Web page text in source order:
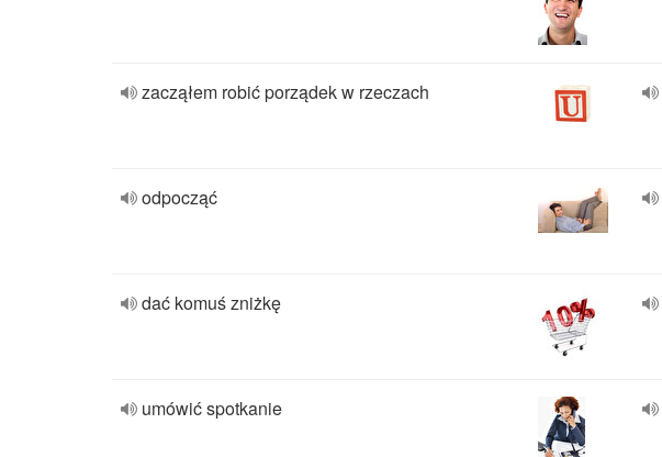
zacząłem robić porządek w rzeczach
odpocząć
dać komuś zniżkę
umówić spotkanie